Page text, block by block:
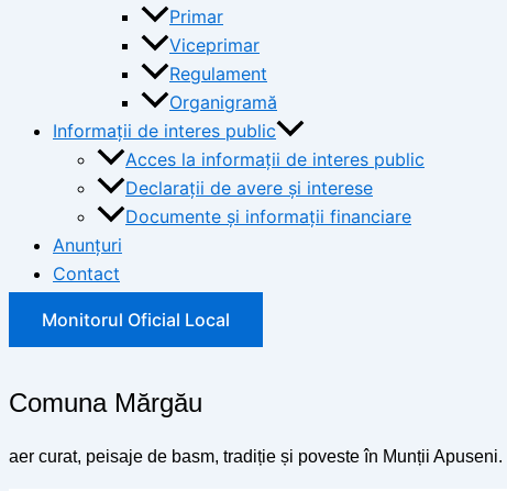
Primar
Viceprimar
Regulament
Organigramă
Informații de interes public
Acces la informații de interes public
Declarații de avere și interese
Documente și informații financiare
Anunțuri
Contact
Monitorul Oficial Local
Comuna Mărgău
aer curat, peisaje de basm, tradiție și poveste în Munții Apuseni.